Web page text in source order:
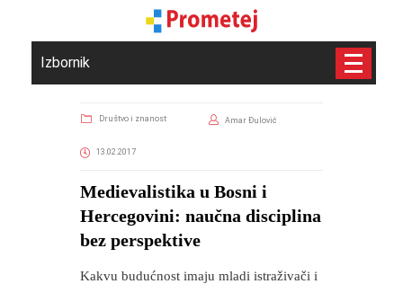
Izbornik
Društvo i znanost Amar Đulović
13.02.2017
Medievalistika u Bosni i
Hercegovini: naučna disciplina
bez perspektive
Kakvu budućnost imaju mladi istraživači i